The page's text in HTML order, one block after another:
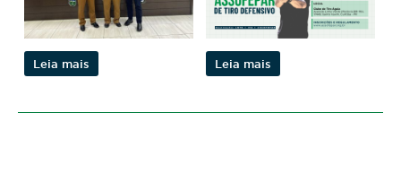
Leia mais Leia mais